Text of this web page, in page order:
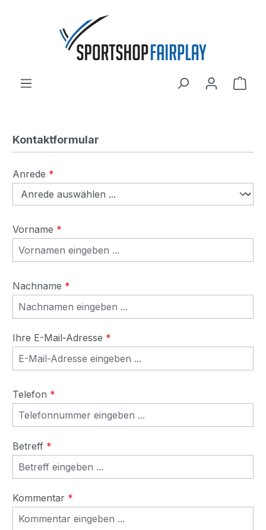
Zum Hauptinhalt springen
Kontaktformular
Anrede *
Vorname *
Nachname *
Ihre E-Mail-Adresse *
Telefon *
Betreff *
Kommentar *